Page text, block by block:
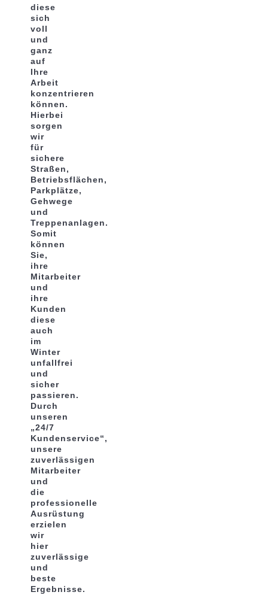
diese
sich
voll
und
ganz
auf
Ihre
Arbeit
konzentrieren
können.
Hierbei
sorgen
wir
für
sichere
Straßen,
Betriebsflächen,
Parkplätze,
Gehwege
und
Treppenanlagen.
Somit
können
Sie,
ihre
Mitarbeiter
und
ihre
Kunden
diese
auch
im
Winter
unfallfrei
und
sicher
passieren.
Durch
unseren
„24/7
Kundenservice“,
unsere
zuverlässigen
Mitarbeiter
und
die
professionelle
Ausrüstung
erzielen
wir
hier
zuverlässige
und
beste
Ergebnisse.